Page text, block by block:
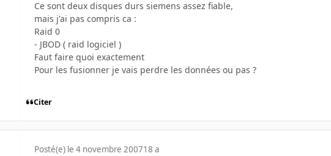
Ce sont deux disques durs siemens assez fiable,
mais j'ai pas compris ca :
Raid 0
- JBOD ( raid logiciel )
Faut faire quoi exactement
Pour les fusionner je vais perdre les données ou pas ?
Citer
Posté(e) le 4 novembre 200718 a